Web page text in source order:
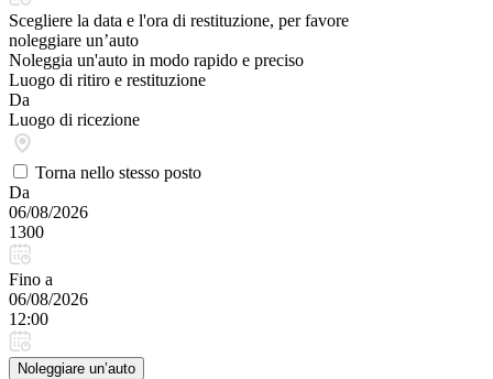
Scegliere la data e l'ora di restituzione, per favore
noleggiare un’auto
Noleggia un'auto in modo rapido e preciso
Luogo di ritiro e restituzione
Da
Luogo di ricezione
Torna nello stesso posto
Da
06/08/2026
1300
Fino a
06/08/2026
12:00
Noleggiare un’auto